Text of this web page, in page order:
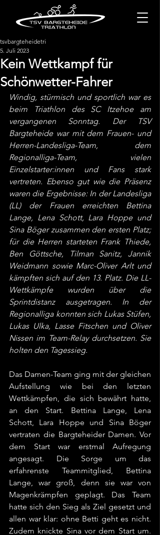
Kein Wettkampf für
Schönwetter-Fahrer
tsvbargteheidetri
5. Juli 2023
Windig, stürmisch und sportlich war es
beim Triathlon des SC Itzehoe am
vergangenen Sonntag. Der TSV
Bargteheide war mit dem Frauen- und
Herren-Landesliga-Team, dem
Regionalliga-Team, vielen
Einzelstarter:innen und Fans stark
vertreten. Ebenso gut wie die Präsenz
waren die Ergebnisse: In der Landesliga
(LL) der Frauen erreichten Bettina
Lange, Lena Schott, Lara Hoppe und
Sina Böger zusammen den ersten Platz;
für die Herren starteten Frank Thiede,
Ben Göttsche, Tilman Sanitz, Jannik
Weidmann sowie Marc-Oliver Arlt und
kämpften sich auf den 13. Platz. Die LL-
Wettkämpfe wurden über die
Sprintdistanz ausgetragen. In der
Regionalliga konnten sich Lukas Stüfen,
Lukas Ulka, Lasse Fitschen und Oliver
Nissen im Team-Relay durchsetzen. Sie
holten den Tagessieg.
Das Damen-Team ging mit der gleichen
Aufstellung wie bei den letzten
Wettkämpfen, die sich bewährt hatte,
an den Start. Bettina Lange, Lena
Schott, Lara Hoppe und Sina Böger
vertraten die Bargteheider Damen. Vor
dem Start war erstmal Aufregung
angesagt. Die Sorge um das
erfahrenste Teammitglied, Bettina
Lange, war groß, denn sie war von
Magenkrämpfen geplagt. Das Team
hatte sich den Sieg als Ziel gesetzt und
allen war klar: ohne Betti geht es nicht.
Zudem knickte Sina vor dem Start um.